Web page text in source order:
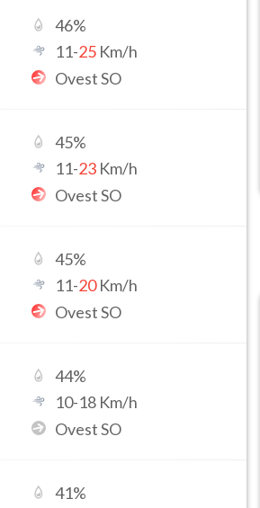
46%
11-25 Km/h
Ovest SO
45%
11-23 Km/h
Ovest SO
45%
11-20Km/h
Ovest SO
44%
10-18 Km/h
Ovest SO
41%